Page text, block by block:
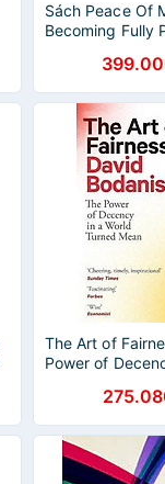
Sách Peace Of
Becoming Fully
The Art of
Power of